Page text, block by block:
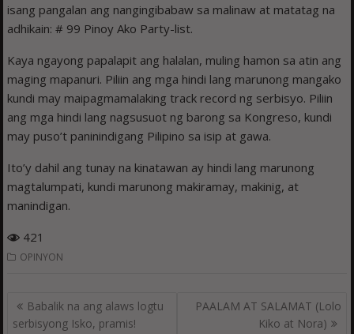
isang pangalan ang nangingibabaw sa malinaw at matatag na
adhikain: # 99 Pinoy Ako Party-list.
Kaya ngayong papalapit ang halalan, muling hamon sa atin ang
maging mapanuri. Piliin ang mga hindi lang marunong mangako
kundi may maipagmamalaking track record ng serbisyo. Piliin
ang mga hindi lang nagsusuot ng barong sa Kongreso, kundi
may puso’t paninindigang Pilipino sa isip at gawa.
Ito’y dahil ang tunay na kinatawan ay hindi lang marunong
magtalumpati, kundi marunong makiramay, makinig, at
manindigan.
421
OPINYON
Post
navigation
Babalik na ang alaws logtu
serbisyong Isko, pramis!
PAALAM AT SALAMAT (Lolo
Kiko at Nora)